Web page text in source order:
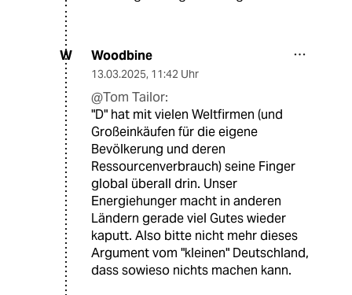
W Woodbine
13.03.2025, 11:42 Uhr
@Tom Tailor:
"D" hat mit vielen Weltfirmen (und
Großeinkäufen für die eigene
Bevölkerung und deren
Ressourcenverbrauch) seine Finger
global überall drin. Unser
Energiehunger macht in anderen
Ländern gerade viel Gutes wieder
kaputt. Also bitte nicht mehr dieses
Argument vom "kleinen" Deutschland,
dass sowieso nichts machen kann.